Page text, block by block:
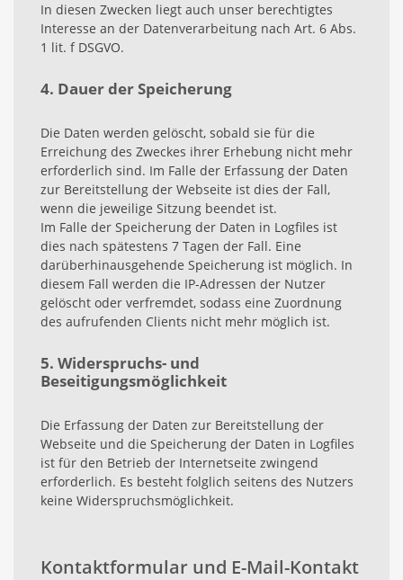
In diesen Zwecken liegt auch unser berechtigtes
Interesse an der Datenverarbeitung nach Art. 6 Abs.
1 lit. f DSGVO.
4. Dauer der Speicherung
Die Daten werden gelöscht, sobald sie für die
Erreichung des Zweckes ihrer Erhebung nicht mehr
erforderlich sind. Im Falle der Erfassung der Daten
zur Bereitstellung der Webseite ist dies der Fall,
wenn die jeweilige Sitzung beendet ist.
Im Falle der Speicherung der Daten in Logfiles ist
dies nach spätestens 7 Tagen der Fall. Eine
darüberhinausgehende Speicherung ist möglich. In
diesem Fall werden die IP-Adressen der Nutzer
gelöscht oder verfremdet, sodass eine Zuordnung
des aufrufenden Clients nicht mehr möglich ist.
5. Widerspruchs- und
Beseitigungsmöglichkeit
Die Erfassung der Daten zur Bereitstellung der
Webseite und die Speicherung der Daten in Logfiles
ist für den Betrieb der Internetseite zwingend
erforderlich. Es besteht folglich seitens des Nutzers
keine Widerspruchsmöglichkeit.
Kontaktformular und E-Mail-Kontakt